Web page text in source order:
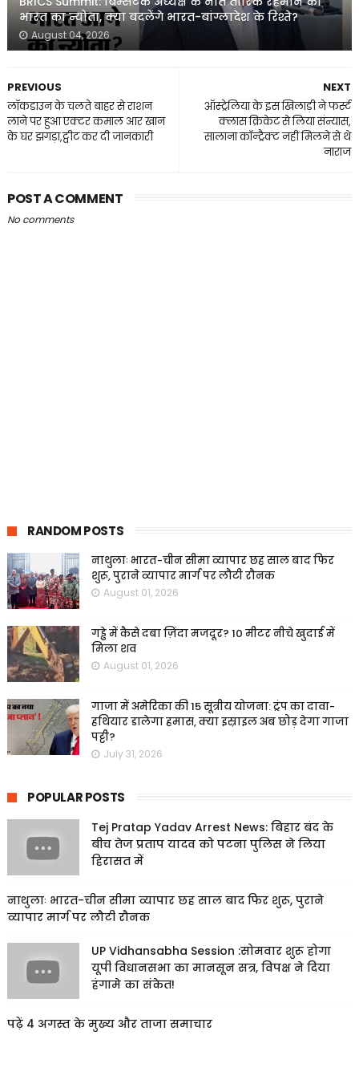
भारत का न्योता, क्या बदलेंगे भारत-बांग्लादेश के रिश्ते?
August 04, 2026
NEXT
ऑस्ट्रेलिया के इस खिलाड़ी ने फर्स्ट
क्लास क्रिकेट से लिया संन्यास,
सालाना कॉन्ट्रैक्ट नहीं मिलने से थे
नाराज
PREVIOUS
लॉकडाउन के चलते बाहर से राशन
लाने पर हुआ एक्टर कमाल आर खान
के घर झगड़ा,ट्वीट कर दी जानकारी
POST A COMMENT
No comments
RANDOM POSTS
नाथुलाः भारत-चीन सीमा व्यापार छह साल बाद फिर
शुरू, पुराने व्यापार मार्ग पर लौटी रौनक
August 01, 2026
गड्ढे में कैसे दबा ज़िंदा मजदूर? 10 मीटर नीचे खुदाई में
मिला शव
August 01, 2026
गाजा में अमेरिका की 15 सूत्रीय योजना: ट्रंप का दावा-
हथियार डालेगा हमास, क्या इस्राइल अब छोड़ देगा गाजा
पट्टी?
July 31, 2026
POPULAR POSTS
Tej Pratap Yadav Arrest News: बिहार बंद के
बीच तेज प्रताप यादव को पटना पुलिस ने लिया
हिरासत में
नाथुलाः भारत-चीन सीमा व्यापार छह साल बाद फिर शुरू, पुराने
व्यापार मार्ग पर लौटी रौनक
UP Vidhansabha Session :सोमवार शुरू होगा
यूपी विधानसभा का मानसून सत्र, विपक्ष ने दिया
हंगामे का संकेत!
पढ़ें 4 अगस्त के मुख्य और ताजा समाचार